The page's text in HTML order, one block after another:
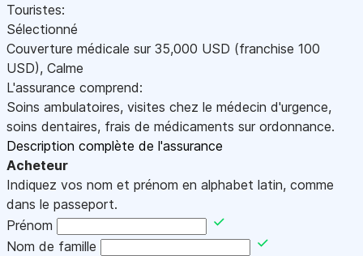
Touristes:
Sélectionné
Couverture médicale sur 35,000 USD (franchise 100
USD), Calme
L'assurance comprend:
Soins ambulatoires, visites chez le médecin d'urgence,
soins dentaires, frais de médicaments sur ordonnance.
Description complète de l'assurance
Acheteur
Indiquez vos nom et prénom en alphabet latin, comme
dans le passeport.
Prénom
Nom de famille